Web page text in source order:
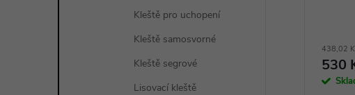
Kleště pro uchopení
Kleště samosvorné
Kleště segrové
Lisovací kleště
438,02
530